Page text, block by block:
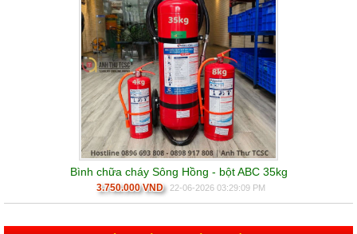
Bình chữa cháy Sông Hồng - bột ABC 35kg
3.750.000 VND 22-06-2026 03:29:09 PM